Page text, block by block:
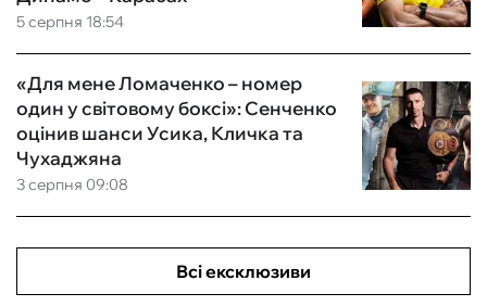
5 серпня 18:54
3 серпня 09:08
«Для мене Ломаченко – номер
один у світовому боксі»: Сенченко
оцінив шанси Усика, Кличка та
Чухаджяна
Всі ексклюзиви